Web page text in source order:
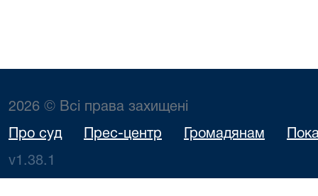
2026 © Всі права захищені
Про суд Прес-центр Громадянам
v1.38.1